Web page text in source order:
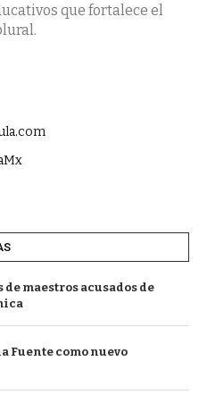
que fortalece el
maestros acusados de
Fuente como nuevo